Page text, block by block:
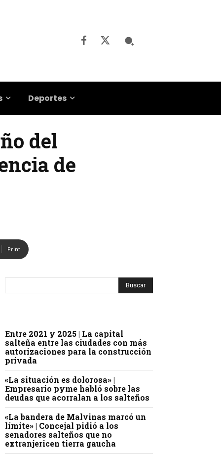
Deportes
del
de
Print
Entre 2021 y 2025 | La capital
salteña entre las ciudades con más
autorizaciones para la construcción
privada
«La situación es dolorosa» |
Empresario pyme habló sobre las
deudas que acorralan a los salteños
«La bandera de Malvinas marcó un
límite» | Concejal pidió a los
senadores salteños que no
extranjericen tierra gaucha